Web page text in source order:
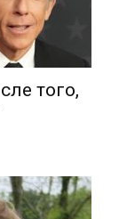
того,